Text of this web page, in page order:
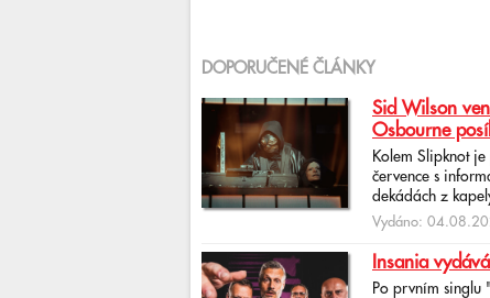
DOPORUČENÉ ČLÁNKY
Sid Wilson
Osbourne
Kolem Slipknot
července s
dekádách z
Vydáno:
Insania
Po prvním